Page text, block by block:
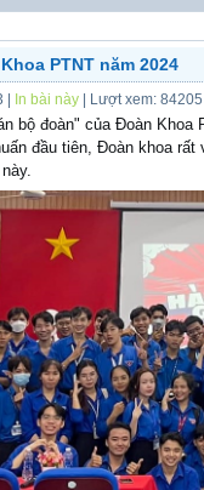
PTNT năm 2024
In bài này | Lượt xem: 84205
bộ đoàn" của Đoàn
đầu tiên, Đoàn khoa